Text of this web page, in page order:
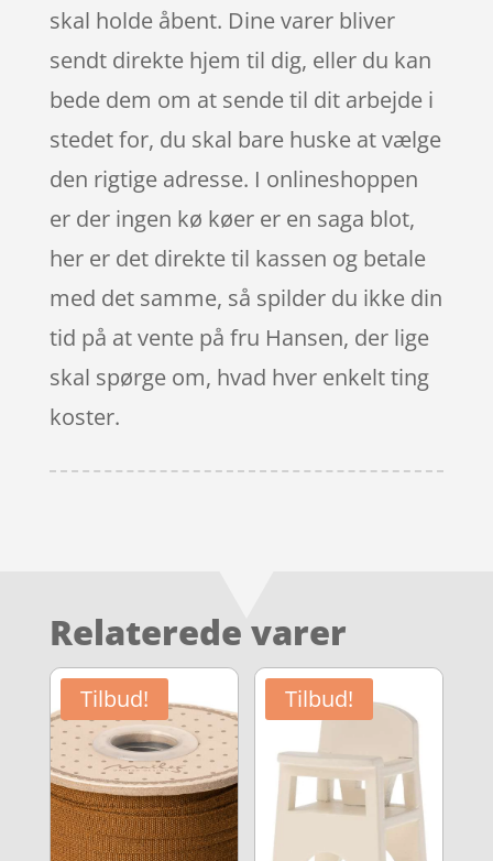
skal holde åbent. Dine varer bliver
sendt direkte hjem til dig, eller du kan
bede dem om at sende til dit arbejde i
stedet for, du skal bare huske at vælge
den rigtige adresse. I onlineshoppen
er der ingen kø køer er en saga blot,
her er det direkte til kassen og betale
med det samme, så spilder du ikke din
tid på at vente på fru Hansen, der lige
skal spørge om, hvad hver enkelt ting
koster.
Relaterede varer
Tilbud! Tilbud!